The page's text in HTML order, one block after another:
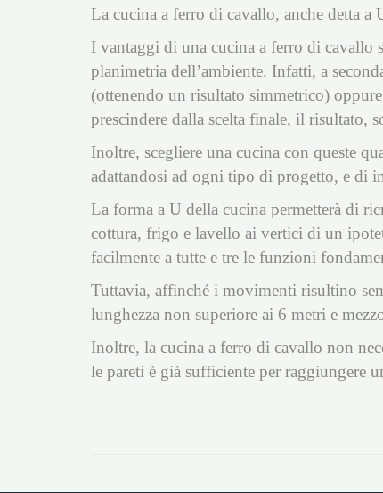
La cucina a ferro di cavallo, anche detta a
I vantaggi di una cucina a ferro di cavallo
planimetria dell’ambiente. Infatti, a
(ottenendo un risultato simmetrico)
prescindere dalla scelta finale, il risultato,
Inoltre, scegliere una cucina con queste
adattandosi ad ogni tipo di progetto, e di
La forma a U della cucina permetterà di
cottura, frigo e lavello ai vertici di un
facilmente a tutte e tre le funzioni
Tuttavia, affinché i movimenti risultino
lunghezza non superiore ai 6 metri e
Inoltre, la cucina a ferro di cavallo non
le pareti è già sufficiente per raggiungere